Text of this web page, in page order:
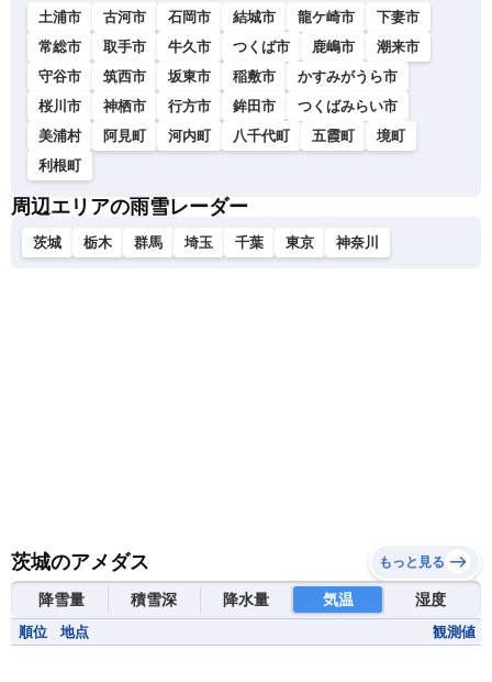
土浦市 古河市 石岡市 結城市 龍ケ崎市
下妻市
常総市
取手市 牛久市 つくば市 鹿嶋市
潮来市
守谷市
筑西市 坂東市 稲敷市
かすみがうら市
桜川市
神栖市 行方市 鉾田市
つくばみらい市
美浦村
阿見町 河内町 八千代町 五霞町
境町
利根町
周辺エリアの雨雪レーダー
茨城 栃木 群馬 埼玉 千葉 東京 神奈川
茨城のアメダス もっと見る
降雪量 積雪深 降水量 気温 湿度
順位 地点 観測値